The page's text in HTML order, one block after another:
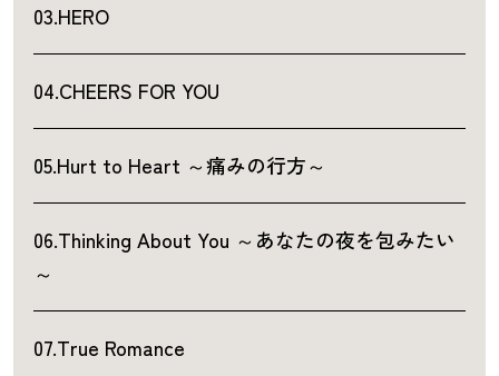
03.HERO
04.CHEERS FOR YOU
05.Hurt to Heart ～痛みの行方～
06.Thinking About You ～あなたの夜を包みたい
～
07.True Romance